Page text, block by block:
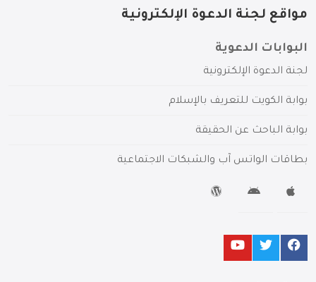
مواقع لجنة الدعوة الإلكترونية
البوابات الدعوية
لجنة الدعوة الإلكترونية
بوابة الكويت للتعريف بالإسلام
بوابة الباحث عن الحقيقة
بطاقات الواتس آب والشبكات الاجتماعية